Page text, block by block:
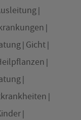
Gicht